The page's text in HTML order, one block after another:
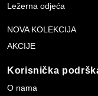
Ležerna odjeća
NOVA KOLEKCIJA
AKCIJE
Korisnička
O nama